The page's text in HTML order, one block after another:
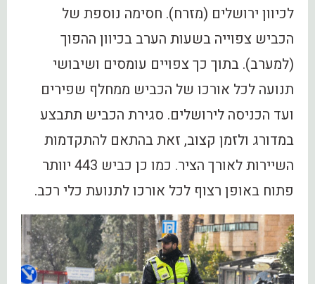
לכיוון ירושלים (מזרח). חסימה נוספת של
הכביש צפוייה בשעות הערב בכיוון ההפוך
(למערב). בתוך כך צפויים עומסים ושיבושי
תנועה לכל אורכו של הכביש ממחלף שפירים
ועד הכניסה לירושלים. סגירת הכביש תתבצע
במדורג ולזמן קצוב, זאת בהתאם להתקדמות
השיירות לאורך הציר. כמו כן כביש 443 יוותר
פתוח באופן רצוף לכל אורכו לתנועת כלי רכב.